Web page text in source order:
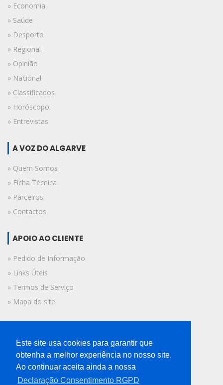
» Economia
» Saúde
» Desporto
» Regional
» Opinião
» Nacional
» Classificados
» Horóscopo
» Entrevistas
A VOZ DO ALGARVE
» Quem Somos
» Ficha Técnica
» Parceiros
» Contactos
APOIO AO CLIENTE
» Pedido de Informação
» Links Úteis
» Termos de Serviço
» Mapa do site
© 2019 A Voz do Algarve.
Todos os direitos reservados.
Este site usa cookies para garantir que
obtenha a melhor experiência no nosso site.
Ao continuar aceita ainda a nossa
Declaração Consentimento RGPD